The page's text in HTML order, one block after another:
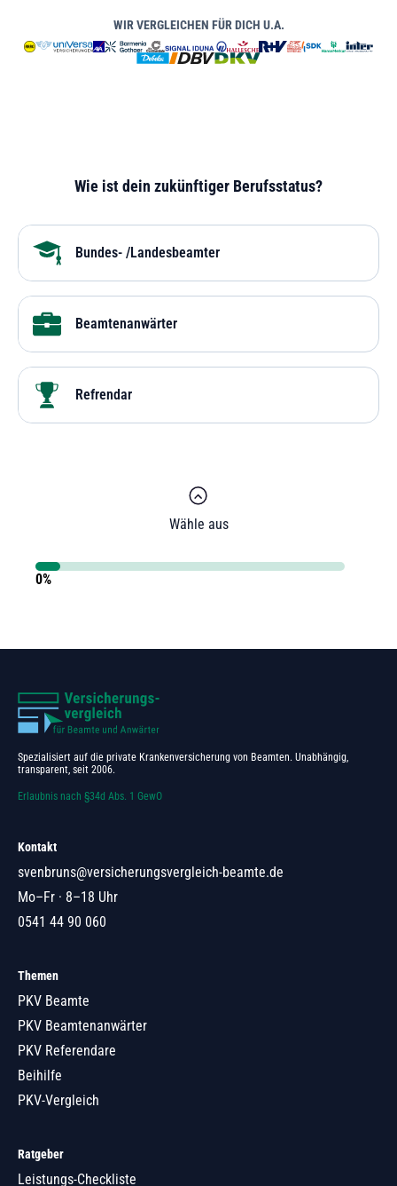
WIR VERGLEICHEN FÜR DICH U.A.
Wie ist dein zukünftiger Berufsstatus?
Bundes- /Landesbeamter
Beamtenanwärter
Refrendar
Wähle aus
0%
Spezialisiert auf die private Krankenversicherung von Beamten. Unabhängig,
transparent, seit 2006.
Erlaubnis nach §34d Abs. 1 GewO
Themen
PKV Beamte
PKV Beamtenanwärter
PKV Referendare
Beihilfe
PKV-Vergleich
Ratgeber
Leistungs-Checkliste
Kontakt
svenbruns@versicherungsvergleich-beamte.de
Mo–Fr · 8–18 Uhr
0541 44 90 060